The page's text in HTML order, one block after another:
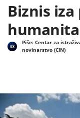
Biznis
Piše: Centar za
novinarstvo (CIN)